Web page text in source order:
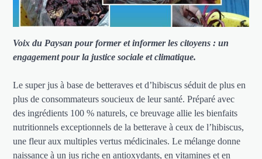
Voix du Paysan pour former et informer les citoyens : un
engagement pour la justice sociale et climatique.
Le super jus à base de betteraves et d’hibiscus séduit de plus en
plus de consommateurs soucieux de leur santé. Préparé avec
des ingrédients 100 % naturels, ce breuvage allie les bienfaits
nutritionnels exceptionnels de la betterave à ceux de l’hibiscus,
une fleur aux multiples vertus médicinales. Le mélange donne
naissance à un jus riche en antioxydants, en vitamines et en